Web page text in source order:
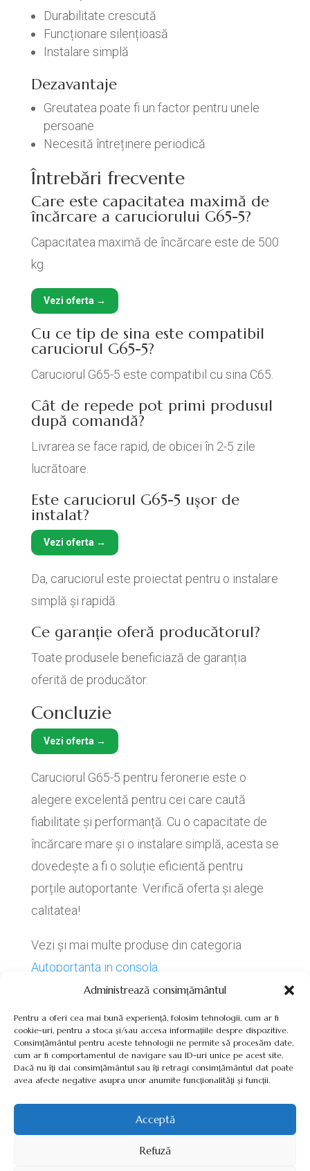
Administrează consimțământul
Pentru a oferi cea mai bună experiență, folosim tehnologii, cum ar fi
cookie-uri, pentru a stoca și/sau accesa informațiile despre dispozitive.
Consimțământul pentru aceste tehnologii ne permite să procesăm date,
cum ar fi comportamentul de navigare sau ID-uri unice pe acest site.
Dacă nu îți dai consimțământul sau îți retragi consimțământul dat poate
avea afecte negative asupra unor anumite funcționalități și funcții.
Acceptă
Refuză
Durabilitate crescută
Funcționare silențioasă
Instalare simplă
Dezavantaje
Greutatea poate fi un factor pentru unele
persoane
Necesită întreținere periodică
Întrebări frecvente
Care este capacitatea maximă de
încărcare a caruciorului G65-5?
Capacitatea maximă de încărcare este de 500
kg.
Vezi oferta →
Cu ce tip de sina este compatibil
caruciorul G65-5?
Caruciorul G65-5 este compatibil cu sina C65.
Cât de repede pot primi produsul
după comandă?
Livrarea se face rapid, de obicei în 2-5 zile
lucrătoare.
Este caruciorul G65-5 ușor de
instalat?
Vezi oferta →
Da, caruciorul este proiectat pentru o instalare
simplă și rapidă.
Ce garanție oferă producătorul?
Toate produsele beneficiază de garanția
oferită de producător.
Concluzie
Vezi oferta →
Caruciorul G65-5 pentru feronerie este o
alegere excelentă pentru cei care caută
fiabilitate și performanță. Cu o capacitate de
încărcare mare și o instalare simplă, acesta se
dovedește a fi o soluție eficientă pentru
porțile autoportante. Verifică oferta și alege
calitatea!
Vezi și mai multe produse din categoria
Autoportanta in consola
Termeni, Condiții & Protecția Datelor (GDPR)
DREPTURILE REZERVATE